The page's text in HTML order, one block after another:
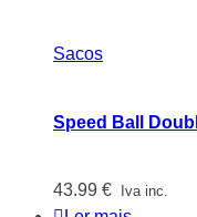
Sacos
Speed Ball
43.99 € Iva inc.